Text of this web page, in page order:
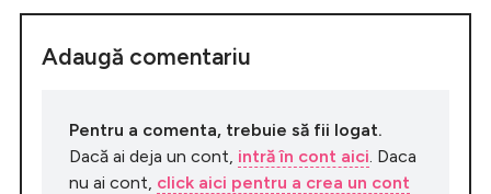
Adaugă comentariu
Pentru a comenta, trebuie să fii logat.
Dacă ai deja un cont, intră în cont aici . Daca
nu ai cont, click aici pentru a crea un cont